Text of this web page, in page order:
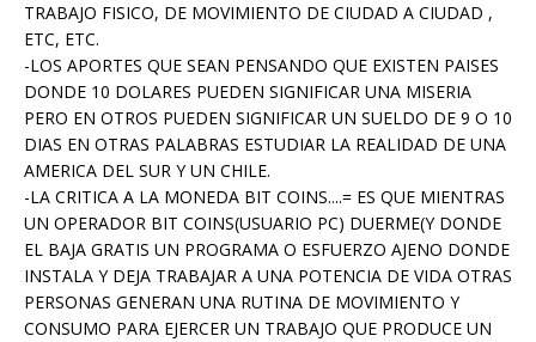
TRABAJO FISICO, DE MOVIMIENTO DE CIUDAD A CIUDAD ,
ETC, ETC.
-LOS APORTES QUE SEAN PENSANDO QUE EXISTEN PAISES
DONDE 10 DOLARES PUEDEN SIGNIFICAR UNA MISERIA
PERO EN OTROS PUEDEN SIGNIFICAR UN SUELDO DE 9 O 10
DIAS EN OTRAS PALABRAS ESTUDIAR LA REALIDAD DE UNA
AMERICA DEL SUR Y UN CHILE.
-LA CRITICA A LA MONEDA BIT COINS....= ES QUE MIENTRAS
UN OPERADOR BIT COINS(USUARIO PC) DUERME(Y DONDE
EL BAJA GRATIS UN PROGRAMA O ESFUERZO AJENO DONDE
INSTALA Y DEJA TRABAJAR A UNA POTENCIA DE VIDA OTRAS
PERSONAS GENERAN UNA RUTINA DE MOVIMIENTO Y
CONSUMO PARA EJERCER UN TRABAJO QUE PRODUCE UN